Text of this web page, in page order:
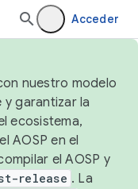
Acceder
nuestro modelo
y garantizar la
ecosistema,
AOSP en el
el AOSP y
release . La